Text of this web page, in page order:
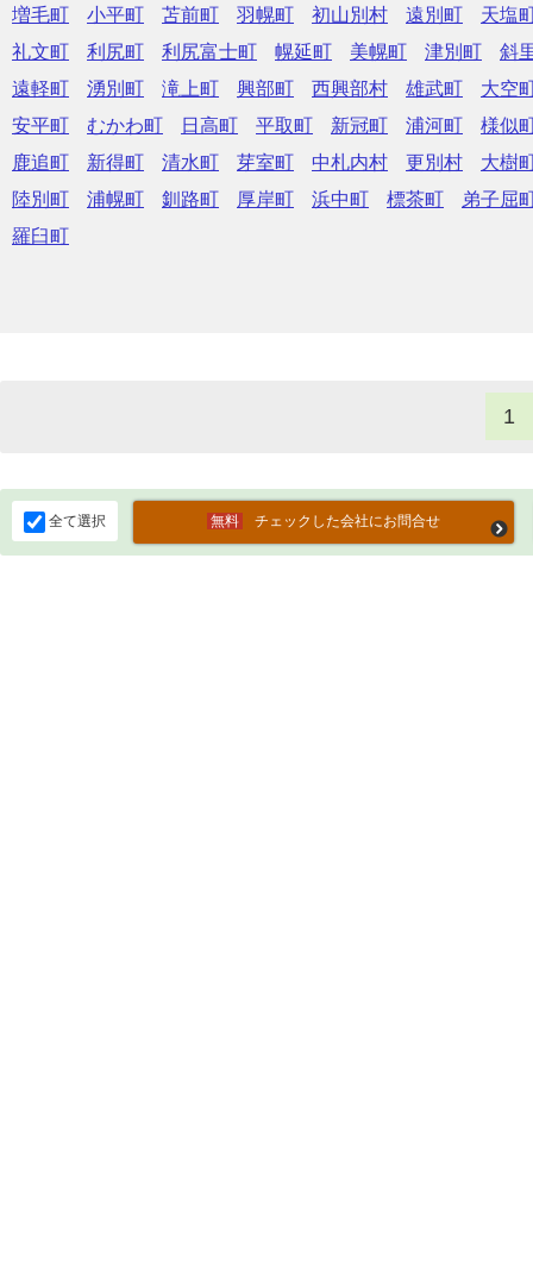
増毛町 小平町 苫前町 羽幌町 初山別村 遠別町
天塩
礼文町
利尻町 利尻富士町 幌延町 美幌町 津別町
斜
遠軽町
湧別町 滝上町 興部町 西興部村 雄武町
大空
安平町
むかわ町 日高町 平取町 新冠町 浦河町
様似
鹿追町
新得町 清水町 芽室町 中札内村 更別村
大樹
陸別町
浦幌町 釧路町 厚岸町 浜中町 標茶町
弟子屈
羅臼町
1
全て選択 チェックした会社にお問合せ